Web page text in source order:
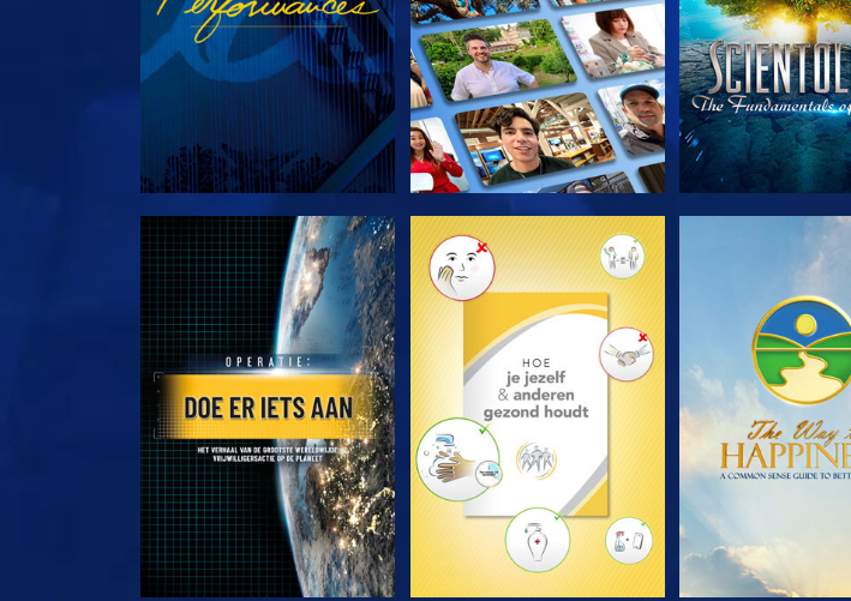
VERKEN DE SERIE VERKEN DE SERIE